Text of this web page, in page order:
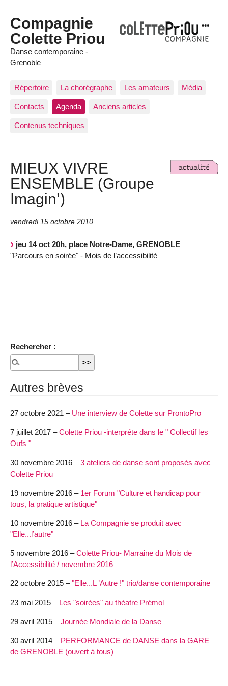
Compagnie
Colette Priou
Danse contemporaine -
Grenoble
Répertoire La chorégraphe Les amateurs Média
Contacts Agenda Anciens articles
Contenus techniques
MIEUX VIVRE
ENSEMBLE (Groupe
Imagin’)
vendredi 15 octobre 2010
jeu 14 oct 20h, place Notre-Dame, GRENOBLE
"Parcours en soirée" - Mois de l’accessibilité
Rechercher :
Autres brèves
27 octobre 2021 – Une interview de Colette sur ProntoPro
7 juillet 2017 –Colette Priou -interpréte dans le " Collectif les
Oufs "
30 novembre 2016 –3 ateliers de danse sont proposés avec
Colette Priou
19 novembre 2016 – 1er Forum "Culture et handicap pour
tous, la pratique artistique"
10 novembre 2016 – La Compagnie se produit avec
"Elle...l’autre"
5 novembre 2016 –Colette Priou- Marraine du Mois de
l’Accessibilité / novembre 2016
22 octobre 2015 –"Elle...L ’Autre !" trio/danse contemporaine
23 mai 2015 – Les "soirées" au théatre Prémol
29 avril 2015 –Journée Mondiale de la Danse
30 avril 2014 – PERFORMANCE de DANSE dans la GARE
de GRENOBLE (ouvert à tous)